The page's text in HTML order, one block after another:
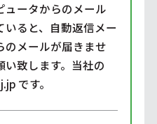
ュータからのメール
ると、自動返信メー
のメールが届きませ
致します。当社の
です。